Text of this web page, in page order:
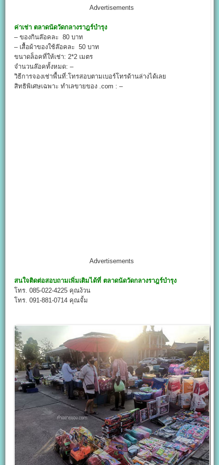
Advertisements
ค่าเช่า ตลาดนัดวัดกลางราฎร์บำรุง
– ของกินล๊อคละ 80 บาท
– เสื้อผ้าของใช้ล๊อคละ 50 บาท
ขนาดล็อคที่ให้เช่า: 2*2 เมตร
จำนวนล๊อคทั้งหมด: –
วิธีการจองเช่าพื้นที่:โทรสอบตามเบอร์โทรด้านล่างได้เลย
สิทธิพิเศษเฉพาะ ทำเลขายของ .com : –
Advertisements
สนใจติดต่อสอบถามเพิ่มเติมได้ที่ ตลาดนัดวัดกลางราฎร์บำรุง
โทร. 085-022-4225 คุณง้วน
โทร. 091-881-0714 คุณจั้ม